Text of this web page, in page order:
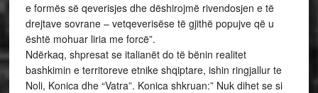
e formës së qeverisjes dhe dëshirojmë rivendosjen e të
drejtave sovrane – vetqeverisëse të gjithë popujve që u
është mohuar liria me forcë”.
Ndërkaq, shpresat se italianët do të bënin realitet
bashkimin e territoreve etnike shqiptare, ishin ringjallur te
Noli, Konica dhe “Vatra”. Konica shkruan:” Nuk dihet se si